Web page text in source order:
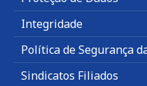
Integridade
Política de Segurança
Sindicatos Filiados